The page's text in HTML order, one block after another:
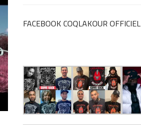
FACEBOOK COQLAKOUR OFFICIEL